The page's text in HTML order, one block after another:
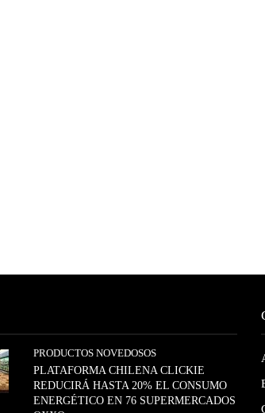
PRODUCTOS NOVEDOSOS
PLATAFORMA CHILENA CLICKIE
REDUCIRÁ HASTA 20% EL CONSUMO
ENERGÉTICO EN 76 SUPERMERCADOS